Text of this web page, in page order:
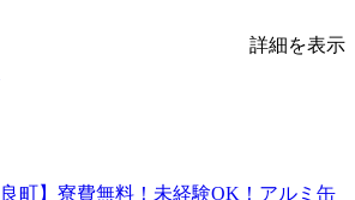
詳細を表示